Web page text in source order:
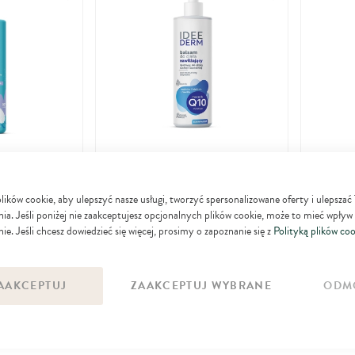
cookie, aby ulepszyć nasze usługi, tworzyć spersonalizowane oferty i ulepszać
Jeśli poniżej nie zaakceptujesz opcjonalnych plików cookie, może to mieć wpływ
Jeśli chcesz dowiedzieć się więcej, prosimy o zapoznanie się zPolityką plików
ZAAKCEPTUJ WYBRANE
i włosów
i
02
zł
dni: 11,69 zł
pielęgnacji skóry suchej i szorstkiej
17 99
zł
ciała ze